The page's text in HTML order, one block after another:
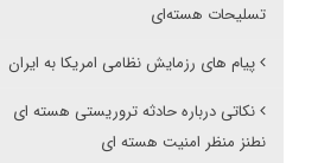
تسلیحات هسته‌ای
پیام های رزمایش نظامی امریکا به ایران
نکاتی درباره حادثه تروریستی هسته ای
نطنز منظر امنیت هسته ای